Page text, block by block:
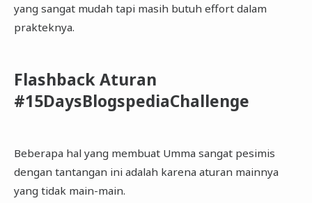
yang sangat mudah tapi masih butuh effort dalam
prakteknya.
Flashback Aturan
#15DaysBlogspediaChallenge
Beberapa hal yang membuat Umma sangat pesimis
dengan tantangan ini adalah karena aturan mainnya
yang tidak main-main.